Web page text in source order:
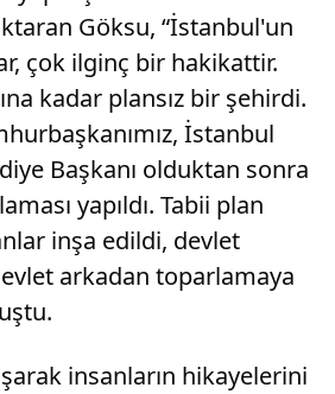
Göksu, “İstanbul'un
çok ilginç bir hakikattir.
kadar plansız bir şehirdi.
İstanbul
Başkanı olduktan sonra
yapıldı. Tabii plan
inşa edildi, devlet
arkadan toparlamaya
insanların hikayelerini